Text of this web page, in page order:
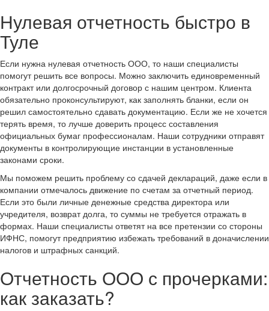
Нулевая отчетность быстро в
Туле
Если нужна нулевая отчетность ООО, то наши специалисты
помогут решить все вопросы. Можно заключить единовременный
контракт или долгосрочный договор с нашим центром. Клиента
обязательно проконсультируют, как заполнять бланки, если он
решил самостоятельно сдавать документацию. Если же не хочется
терять время, то лучше доверить процесс составления
официальных бумаг профессионалам. Наши сотрудники отправят
документы в контролирующие инстанции в установленные
законами сроки.
Мы поможем решить проблему со сдачей деклараций, даже если в
компании отмечалось движение по счетам за отчетный период.
Если это были личные денежные средства директора или
учредителя, возврат долга, то суммы не требуется отражать в
формах. Наши специалисты ответят на все претензии со стороны
ИФНС, помогут предприятию избежать требований в доначислении
налогов и штрафных санкций.
Отчетность ООО с прочерками:
как заказать?